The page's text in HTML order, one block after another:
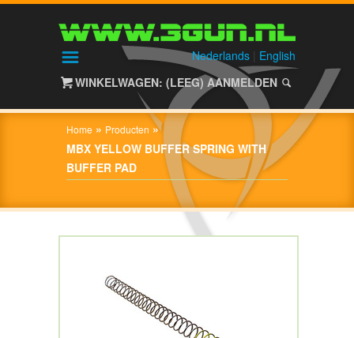
3GUN
CONTACT
Nederlands
English
WINKELWAGEN: (LEEG) AANMELDEN
Home » Producten »
MBX YELLOW BUFFER SPRING WITH
BUFFER PAD